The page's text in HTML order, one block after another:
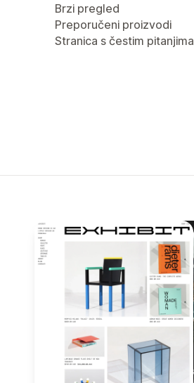
Brzi pregled
Preporučeni proizvodi
Stranica s čestim pitanjima